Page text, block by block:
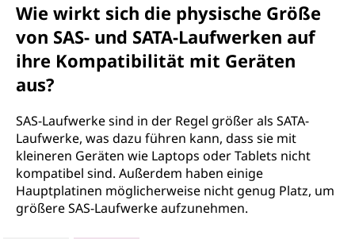
Wie wirkt sich die physische Größe
von SAS- und SATA-Laufwerken auf
ihre Kompatibilität mit Geräten
aus?
SAS-Laufwerke sind in der Regel größer als SATA-
Laufwerke, was dazu führen kann, dass sie mit
kleineren Geräten wie Laptops oder Tablets nicht
kompatibel sind. Außerdem haben einige
Hauptplatinen möglicherweise nicht genug Platz, um
größere SAS-Laufwerke aufzunehmen.